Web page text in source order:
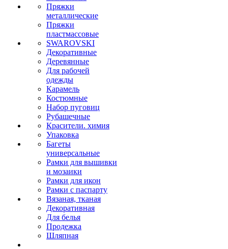
Пряжки
металлические
Пряжки
пластмассовые
SWAROVSKI
Декоративные
Деревянные
Для рабочей
одежды
Карамель
Костюмные
Набор пуговиц
Рубашечные
Красители. химия
Упаковка
Багеты
универсальные
Рамки для вышивки
и мозаики
Рамки для икон
Рамки с паспарту
Вязаная, тканая
Декоративная
Для белья
Продежка
Шляпная